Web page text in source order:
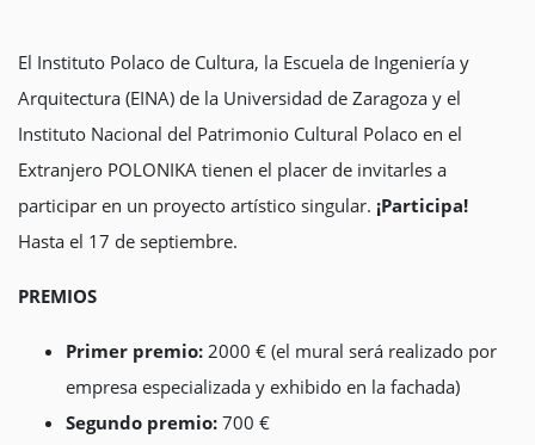
El Instituto Polaco de Cultura, la Escuela de Ingeniería y
Arquitectura (EINA) de la Universidad de Zaragoza y el
Instituto Nacional del Patrimonio Cultural Polaco en el
Extranjero POLONIKA tienen el placer de invitarles a
participar en un proyecto artístico singular. ¡Participa!
Hasta el 17 de septiembre.
PREMIOS
Primer premio: 2000 € (el mural será realizado por
empresa especializada y exhibido en la fachada)
Segundo premio: 700 €